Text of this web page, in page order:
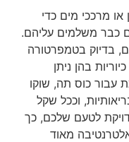
או מרככי מים כדי
משלמים עליהם.
בדיוק בטמפרטורה
בהן ניתן
עבור כוס תה, שוקו
וככל שקל
לטעם שלכם, כך
מאוד